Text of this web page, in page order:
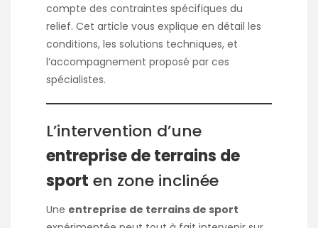
compte des contraintes spécifiques du
relief. Cet article vous explique en détail les
conditions, les solutions techniques, et
l’accompagnement proposé par ces
spécialistes.
L’intervention d’une
entreprise de terrains de
sport en zone inclinée
Une entreprise de terrains de sport